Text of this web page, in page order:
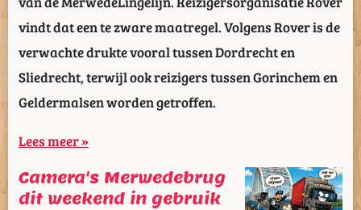
vindt dat een te zware maatregel. Volgens Rover is de
verwachte drukte vooral tussen Dordrecht en
Sliedrecht, terwijl ook reizigers tussen Gorinchem en
Geldermalsen worden getroffen.
Lees meer »
Camera's Merwedebrug
dit weekend in gebruik